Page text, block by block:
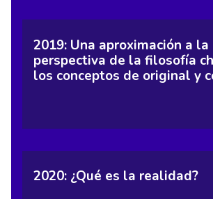
2019: Una aproximación a la
perspectiva de la filosofía
los conceptos de original y
2020: ¿Qué es la realidad?